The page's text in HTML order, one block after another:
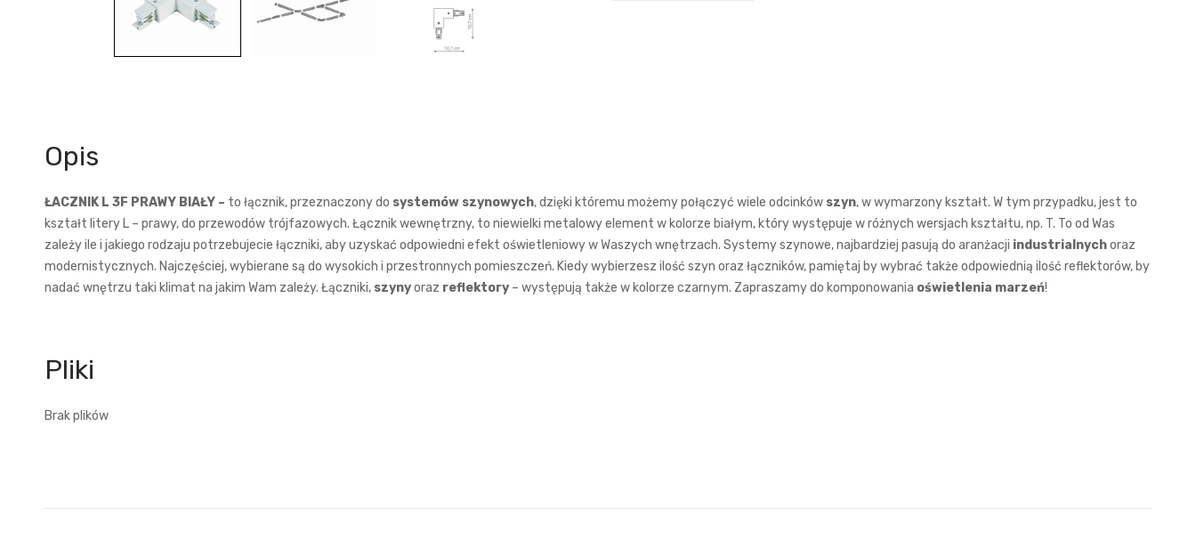
Opis
ŁACZNIK L 3F PRAWY BIAŁY – to łącznik, przeznaczony do systemów szynowych, dzięki któremu możemy połączyć wiele odcinków szyn, w wymarzony kształt. W tym przypadku, jest to
kształt litery L – prawy, do przewodów trójfazowych. Łącznik wewnętrzny, to niewielki metalowy element w kolorze białym, który występuje w różnych wersjach kształtu, np. T. To od Was
zależy ile i jakiego rodzaju potrzebujecie łączniki, aby uzyskać odpowiedni efekt oświetleniowy w Waszych wnętrzach. Systemy szynowe, najbardziej pasują do aranżacji industrialnychoraz
modernistycznych. Najczęściej, wybierane są do wysokich i przestronnych pomieszczeń. Kiedy wybierzesz ilość szyn oraz łączników, pamiętaj by wybrać także odpowiednią ilość reflektorów, by
nadać wnętrzu taki klimat na jakim Wam zależy. Łączniki, szynyoraz reflektory– występują także w kolorze czarnym. Zapraszamy do komponowania oświetlenia marzeń!
Brak plików